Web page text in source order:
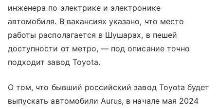
инженера по электрике и электронике
автомобиля. В вакансиях указано, что место
работы располагается в Шушарах, в пешей
доступности от метро, — под описание точно
подходит завод Toyota.
О том, что бывший российский завод Toyota будет
выпускать автомобили Aurus, в начале мая 2024